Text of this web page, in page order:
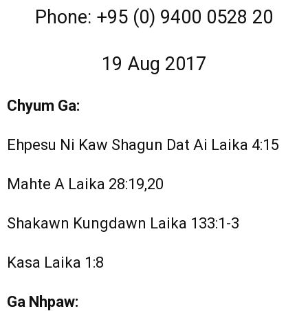
Phone: +95 (0) 9400 0528 20
19 Aug 2017
Chyum Ga:
Ehpesu Ni Kaw Shagun Dat Ai Laika 4:15
Mahte A Laika 28:19,20
Shakawn Kungdawn Laika 133:1-3
Kasa Laika 1:8
Ga Nhpaw: